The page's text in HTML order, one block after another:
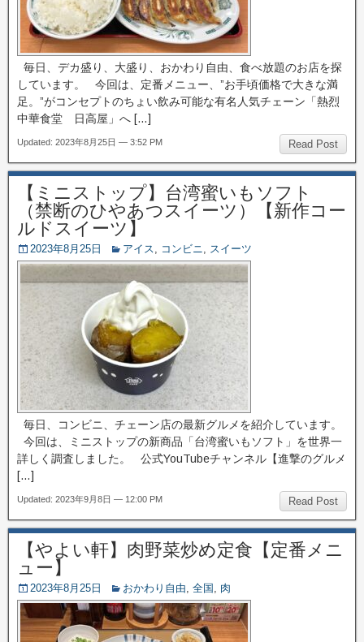
毎日、デカ盛り、大盛り、おかわり自由、食べ放題のお店を探
しています。 今回は、定番メニュー、”お手頃価格で大きな満
足。”がコンセプトのちょい飲み可能な有名人気チェーン「熱烈
中華食堂 日高屋」へ […]
Read Post
Updated: 2023年8月25日 — 3:52 PM
【ミニストップ】台湾蜜いもソフト
（禁断のひやあつスイーツ）【新作コー
ルドスイーツ】
2023年8月25日 アイス, コンビニ, スイーツ
毎日、コンビニ、チェーン店の最新グルメを紹介しています。
今回は、ミニストップの新商品「台湾蜜いもソフト」を世界一
詳しく調査しました。 公式YouTubeチャンネル【進撃のグルメ
[…]
Read Post
Updated: 2023年9月8日 — 12:00 PM
【やよい軒】肉野菜炒め定食【定番メニ
ュー】
2023年8月25日 おかわり自由, 全国 , 肉